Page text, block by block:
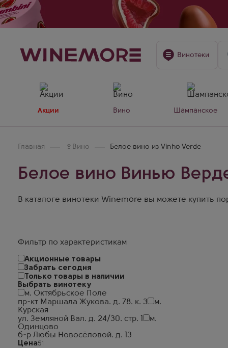
Винотеки
Акции Вино Шампанское
Главная 🍷 Вино Белое вино из Vinho Verde
Белое вино Винью
В каталоге винотеки Winemore вы можете купить
Фильтр по характеристикам
Акционные товары
Забрать сегодня
Только товары в наличии
Выбрать винотеку
м. Октябрьское Поле
пр-кт Маршала Жукова. д. 78. к. 3
м.
Курская
ул. Земляной Вал. д. 24/30. стр. 1
м.
Одинцово
б-р Любы Новосёловой. д. 13
Цена